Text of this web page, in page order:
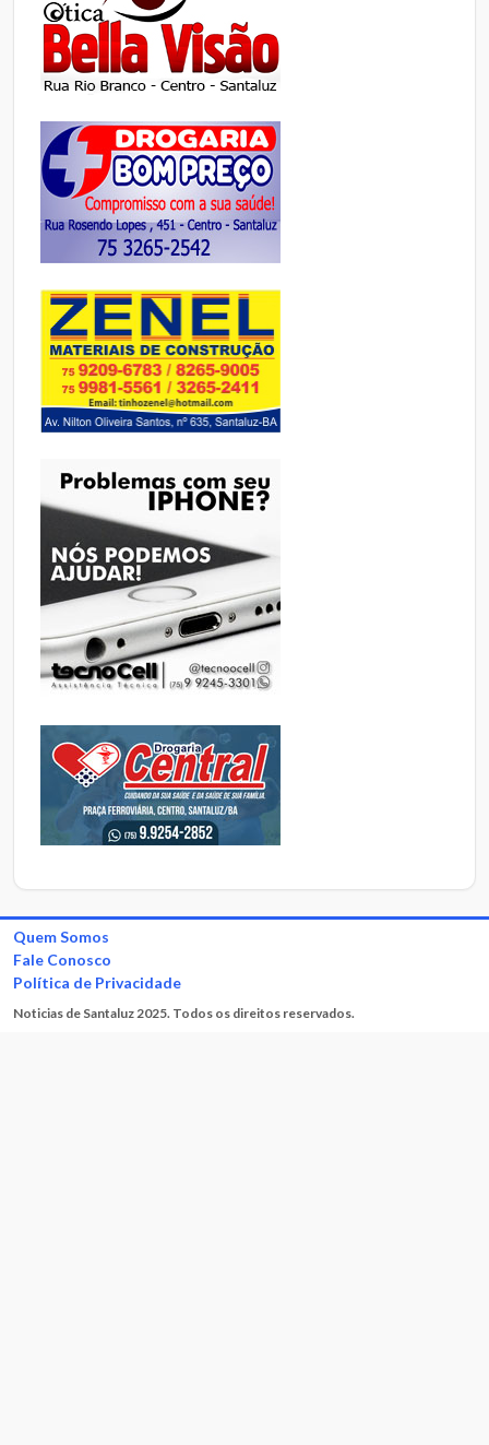
Quem Somos
Fale Conosco
Política de Privacidade
Noticias de Santaluz 2025. Todos os direitos reservados.